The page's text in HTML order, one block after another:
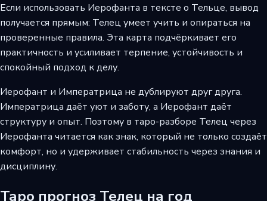
Если использовать Иерофанта в тексте о Тельце, вывод
получается прямым: Телец умеет учить и опираться на
проверенные правила. Эта карта подчёркивает его
практичность и усиливает терпение, устойчивость и
спокойный подход к делу.
Иерофант и Императрица не дублируют друг друга.
Императрица даёт уют и заботу, а Иерофант даёт
структуру и опыт. Поэтому в таро-разборе Телец через
Иерофанта читается как знак, который не только создаёт
комфорт, но и удерживает стабильность через знания и
дисциплину.
Таро прогноз Телец на год